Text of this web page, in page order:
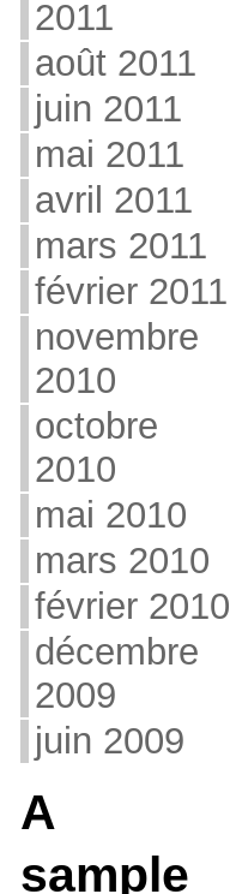
2011
août 2011
juin 2011
mai 2011
avril 2011
mars 2011
février 2011
novembre
2010
octobre
2010
mai 2010
mars 2010
février 2010
décembre
2009
juin 2009
A
sample